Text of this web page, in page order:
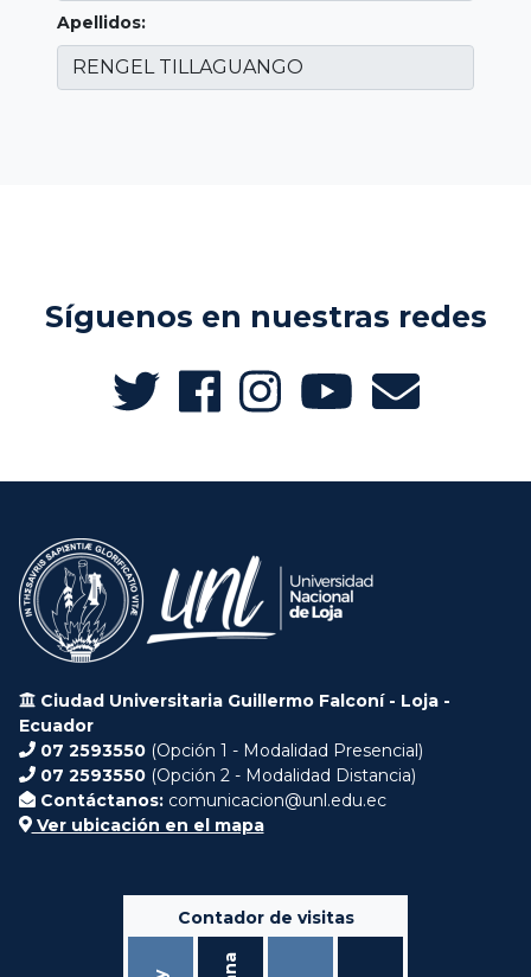
Apellidos:
Síguenos en nuestras redes
Ciudad Universitaria Guillermo Falconí - Loja -
Ecuador
07 2593550 (Opción 1 - Modalidad Presencial)
07 2593550 (Opción 2 - Modalidad Distancia)
Contáctanos: comunicacion@unl.edu.ec
Ver ubicación en el mapa
Contador de visitas